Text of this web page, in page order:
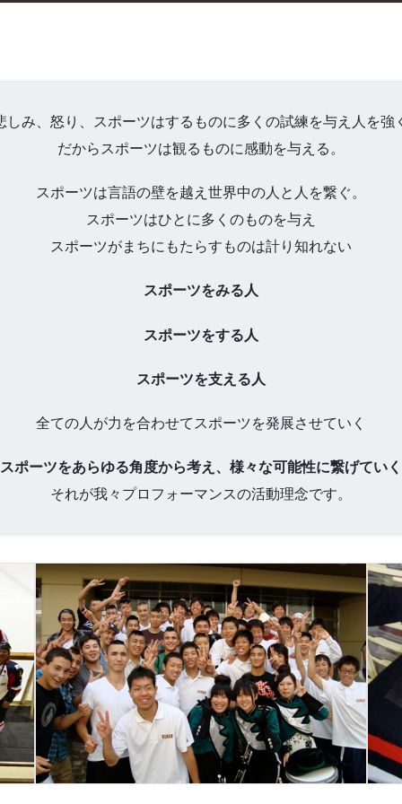
しみ、怒り、スポーツはするものに多くの試練を与え人を強
だからスポーツは観るものに感動を与える。
スポーツは言語の壁を越え世界中の人と人を繋ぐ。
スポーツはひとに多くのものを与え
スポーツがまちにもたらすものは計り知れない
スポーツをみる人
スポーツをする人
スポーツを支える人
全ての人が力を合わせてスポーツを発展させていく
ポーツをあらゆる角度から考え、様々な可能性に繋げてい
それが我々プロフォーマンスの活動理念です。